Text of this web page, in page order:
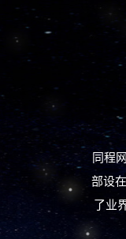
同程
部设
了业